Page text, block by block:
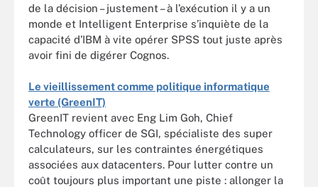
de la décision – justement – à l’exécution il y a un
monde et Intelligent Enterprise s’inquiète de la
capacité d’IBM à vite opérer SPSS tout juste après
avoir fini de digérer Cognos.
Le vieillissement comme politique informatique
verte (GreenIT)
GreenIT revient avec Eng Lim Goh, Chief
Technology officer de SGI, spécialiste des super
calculateurs, sur les contraintes énergétiques
associées aux datacenters. Pour lutter contre un
coût toujours plus important une piste : allonger la